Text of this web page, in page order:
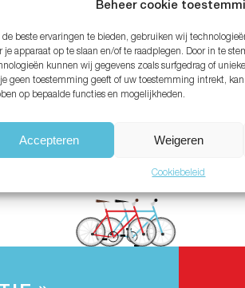
Beheer cookie
de beste ervaringen te bieden, gebruiken wij
je apparaat op te slaan en/of te raadplegen. Door in te
kunnen wij gegevens zoals surfgedrag of
geen toestemming geeft of uw toestemming intrekt,
op bepaalde functies en mogelijkheden.
Accepteren Weigeren
Cookiebeleid
vergeten?